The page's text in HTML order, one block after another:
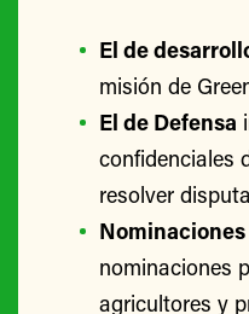
El de
misión de
El de Defensa
confidenciales
resolver
Nominaciones
nominaciones
agricultores y